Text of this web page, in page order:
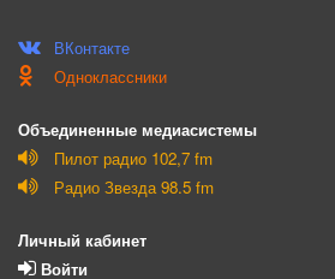
ВКонтакте
Одноклассники
Объединенные медиасистемы
Пилот радио 102,7 fm
Радио Звезда 98.5 fm
Личный кабинет
Войти